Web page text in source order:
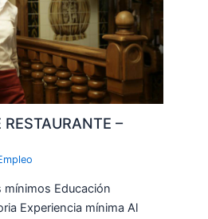
RESTAURANTE –
mínimos Educación
Experiencia mínima Al